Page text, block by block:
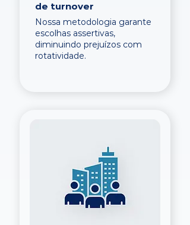
de turnover
Nossa metodologia garante
escolhas assertivas,
diminuindo prejuízos com
rotatividade.